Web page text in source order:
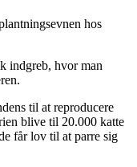
hos
indgreb, hvor man
til at reproducere
blive til 20.000 katte
får lov til at parre sig